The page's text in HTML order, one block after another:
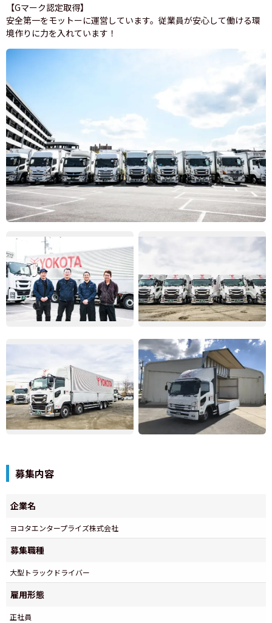
【Gマーク認定取得】
安全第一をモットーに運営しています。従業員が安心して働ける環
境作りに力を入れています！
募集内容
企業名
ヨコタエンタープライズ株式会社
募集職種
大型トラックドライバー
雇用形態
正社員